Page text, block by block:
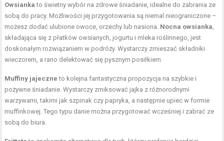
Owsianka to świetny wybór na zdrowe śniadanie, idealne do zabrania ze
sobą do pracy. Możliwości jej przygotowania są niemal nieograniczone –
możesz dodać ulubione owoce, orzechy lub nasiona. Nocna owsianka,
składająca się z płatków owsianych, jogurtu i mleka roślinnego, jest
doskonałym rozwiązaniem w podróży. Wystarczy zmieszać składniki
wieczorem, a rano delektować się pysznym posiłkiem.
Muffiny jajeczne to kolejna fantastyczna propozycja na szybkie i
pożywne śniadanie. Wystarczy zmiksować jajka z różnorodnymi
warzywami, takimi jak szpinak czy papryka, a następnie upiec w formie
muffinkowej. Tego typu danie można przygotować wcześniej i zabrać ze
sobą do biura.